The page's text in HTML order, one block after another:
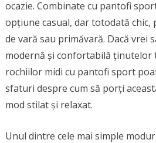
ocazie. Combinate cu pantofi
opțiune casual, dar totodată
de vară sau primăvară. Dacă vrei
modernă și confortabilă ținutelor
rochiilor midi cu pantofi sport
sfaturi despre cum să porți
mod stilat și relaxat.
Unul dintre cele mai simple